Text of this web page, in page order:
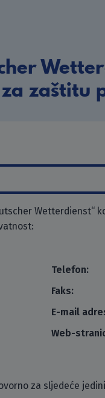
zaštitu
Wetterdienst“
Telefon:
Faks:
E-mail
Web-
za sljedeće